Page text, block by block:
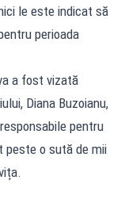
le este indicat să
perioada
a fost vizată
Diana Buzoianu,
pentru
peste o sută de mii